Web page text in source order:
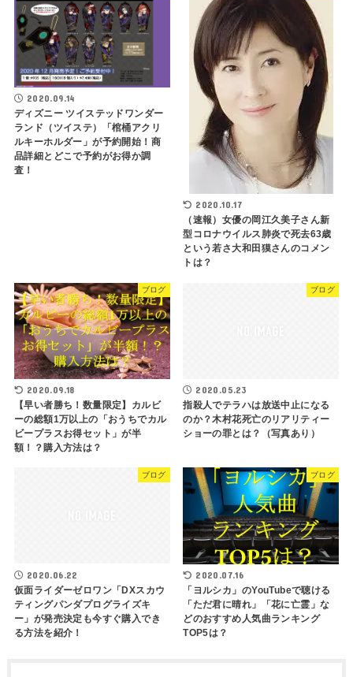
2020.09.14
ディズニー ツイステッドワンダー
ランド（ツイステ）「棺桶アクリ
ルキーホルダー」が予約開始！商
品詳細とどこで予約がお得か調
査！
2020.10.17
（速報）女優の岡江久美子さん新
型コロナウイルス肺炎で死去63歳
という若さ大和田獏さんのコメン
トは？
ブログ
2020.09.18
【早い者勝ち！数量限定】カルビ
ーの総額1万以上の「おうちでカル
ビープラスお得セット」が半
額！？購入方法は？
ブログ
2020.05.23
指殺人でテラハは放送中止になる
のか？木村花死亡のリアリティー
ショーの罪とは？（写真あり）
ブログ
2020.06.22
仮面ライダーゼロワン「DXスカウ
ティングパンダプログライズキ
ー」が発売決定も今すぐ購入でき
る方法を紹介！
ブログ
2020.07.16
「ヨルシカ」のYouTubeで聴ける
「ただ君に晴れ」「花に亡霊」な
どのおすすめ人気曲ランキング
TOP5は？